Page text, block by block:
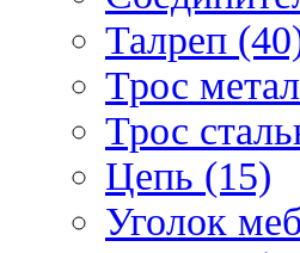
Талреп
Трос
Трос
Цепь (15)
Уголок